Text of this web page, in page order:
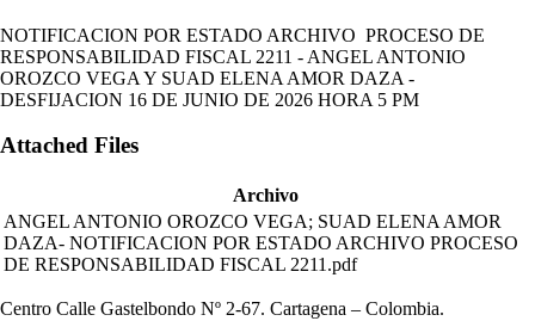
NOTIFICACION POR ESTADO ARCHIVO PROCESO DE
RESPONSABILIDAD FISCAL 2211 - ANGEL ANTONIO
OROZCO VEGA Y SUAD ELENA AMOR DAZA -
DESFIJACION 16 DE JUNIO DE 2026 HORA 5 PM
Attached Files
Archivo
ANGEL ANTONIO OROZCO VEGA; SUAD ELENA AMOR
DAZA- NOTIFICACION POR ESTADO ARCHIVO PROCESO
DE RESPONSABILIDAD FISCAL 2211.pdf
Centro Calle Gastelbondo Nº 2-67. Cartagena – Colombia.